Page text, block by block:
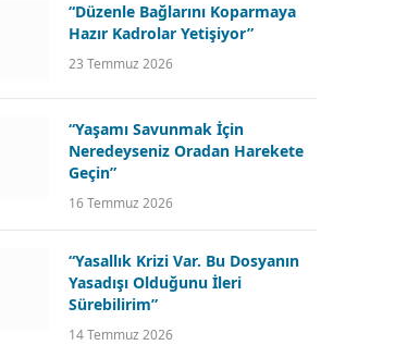
“Düzenle Bağlarını Koparmaya
Hazır Kadrolar Yetişiyor”
23 Temmuz 2026
“Yaşamı Savunmak İçin
Neredeyseniz Oradan Harekete
Geçin”
16 Temmuz 2026
“Yasallık Krizi Var. Bu Dosyanın
Yasadışı Olduğunu İleri
Sürebilirim”
14 Temmuz 2026